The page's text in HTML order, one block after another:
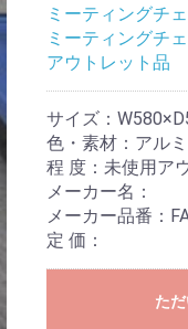
ミーティングチ
ミーティングチ
アウトレット品
サイズ：
色・素材：アル
程 度：未使用ア
メーカー名：
メーカー品番：
定 価：
た